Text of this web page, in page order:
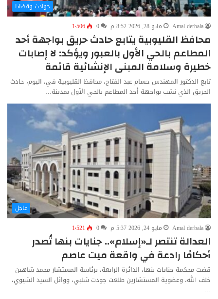
حوادث وقضايا
Amal derbala
مايو 28, 2026 8:52 م 0 1٬506
محافظ القليوبية يتابع حادث حريق بواجهة أحد
المطاعم بالحي الأول بالعبور ويؤكد: لا إصابات
خطيرة وسلامة المبنى الإنشائية قائمة
تابع الدكتور المهندس حسام عبد الفتاح، محافظ القليوبية في، اليوم، حادث
الحريق الذي نشب بواجهة أحد المطاعم بالحي الأول بمدينة…
عاجل
Amal derbala
مايو 24, 2026 5:37 م 0 1٬521
العدالة تنتصر لـ«إسلام».. جنايات بنها تُصدر
أحكامًا رادعة في واقعة ميت عاصم
قضت محكمة جنايات بنها، الدائرة الرابعة، برئاسة المستشار محمد شاهين
خلف الله، وعضوية المستشارين طلعت جودت شلبي، ووائل السيد الشيوي،
…